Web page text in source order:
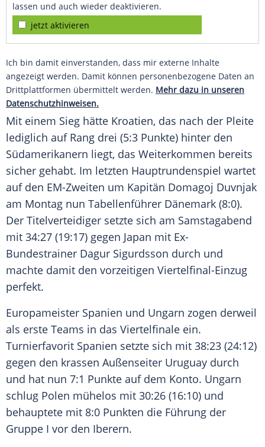
lassen und auch wieder deaktivieren.
jetzt aktivieren
Ich bin damit einverstanden, dass mir externe Inhalte
angezeigt werden. Damit können personenbezogene Daten an
Drittplattformen übermittelt werden. Mehr dazu in unseren
Datenschutzhinweisen.
Mit einem Sieg hätte Kroatien, das nach der Pleite
lediglich auf Rang drei (5:3 Punkte) hinter den
Südamerikanern liegt, das Weiterkommen bereits
sicher gehabt. Im letzten Hauptrundenspiel wartet
auf den EM-Zweiten um Kapitän Domagoj Duvnjak
am Montag nun Tabellenführer Dänemark (8:0).
Der Titelverteidiger setzte sich am Samstagabend
mit 34:27 (19:17) gegen Japan mit Ex-
Bundestrainer Dagur Sigurdsson durch und
machte damit den vorzeitigen Viertelfinal-Einzug
perfekt.
Europameister Spanien und Ungarn zogen derweil
als erste Teams in das Viertelfinale ein.
Turnierfavorit Spanien setzte sich mit 38:23 (24:12)
gegen den krassen Außenseiter Uruguay durch
und hat nun 7:1 Punkte auf dem Konto. Ungarn
schlug Polen mühelos mit 30:26 (16:10) und
behauptete mit 8:0 Punkten die Führung der
Gruppe I vor den Iberern.